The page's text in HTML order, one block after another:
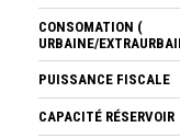
CONSOMATION (
URBAINE/
PUISSANCE FISCALE
CAPACITÉ RÉSERVOIR